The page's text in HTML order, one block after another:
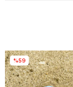
%59